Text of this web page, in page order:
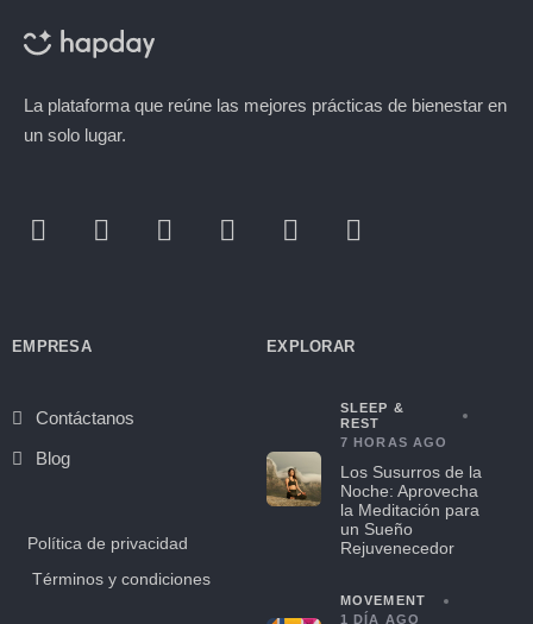
La plataforma que reúne las mejores prácticas de bienestar en
un solo lugar.
EMPRESA
Contáctanos
Blog
Política de privacidad
Términos y condiciones
EXPLORAR
SLEEP &
REST
7 HORAS AGO
Los Susurros de la
Noche: Aprovecha
la Meditación para
un Sueño
Rejuvenecedor
MOVEMENT
1 DÍA AGO